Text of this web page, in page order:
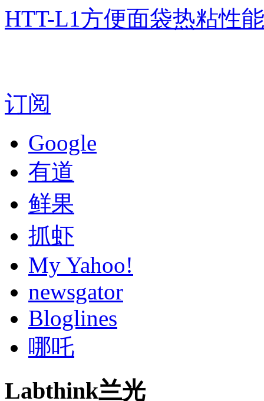
HTT-L1方便面袋热粘性
订阅
Google
有道
鲜果
抓虾
My Yahoo!
newsgator
Bloglines
哪吒
Labthink兰光